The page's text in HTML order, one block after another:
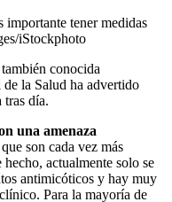
importante tener medidas
iStockphoto
conocida
la Salud ha advertido
tras día.
una amenaza
son cada vez más
actualmente solo se
antimicóticos y hay muy
Para la mayoría de